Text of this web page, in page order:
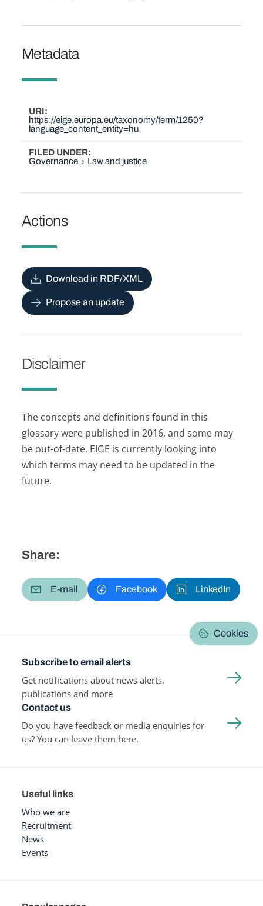
Metadata
URI
https://eige.europa.eu/taxonomy/term/1250?
language_content_entity=hu
FILED UNDER
Governance
Law and justice
Actions
Download in RDF/XML
Propose an update
Disclaimer
The concepts and definitions found in this
glossary were published in 2016, and some may
be out-of-date. EIGE is currently looking into
which terms may need to be updated in the
future.
Share:
E-mail Facebook LinkedIn
Cookies
Subscribe to email alerts
Get notifications about news alerts,
publications and more
Contact us
Do you have feedback or media enquiries for
us? You can leave them here.
Useful links
Who we are
Recruitment
News
Events